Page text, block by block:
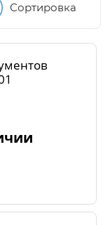
Сортировка